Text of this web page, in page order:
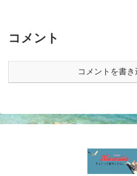
コメント
コメントを書き